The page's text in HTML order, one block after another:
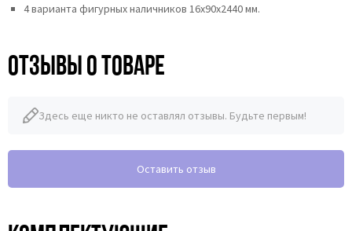
4 варианта фигурных наличников 16х90х2440 мм.
Отзывы о товаре
Здесь еще никто не оставлял отзывы. Будьте первым!
Оставить отзыв